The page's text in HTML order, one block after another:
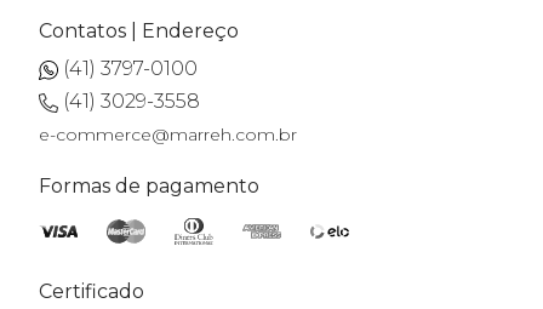
Contatos | Endereço
(41) 3797-0100
(41) 3029-3558
e-commerce@marreh.com.br
Formas de pagamento
Certificado